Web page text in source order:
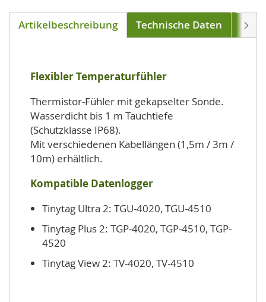
Artikelbeschreibung Technische Daten
Flexibler Temperaturfühler
Thermistor-Fühler mit gekapselter Sonde.
Wasserdicht bis 1 m Tauchtiefe
(Schutzklasse IP68).
Mit verschiedenen Kabellängen (1,5m / 3m /
10m) erhältlich.
Kompatible Datenlogger
Tinytag Ultra 2: TGU-4020, TGU-4510
Tinytag Plus 2: TGP-4020, TGP-4510, TGP-
4520
Tinytag View 2: TV-4020, TV-4510